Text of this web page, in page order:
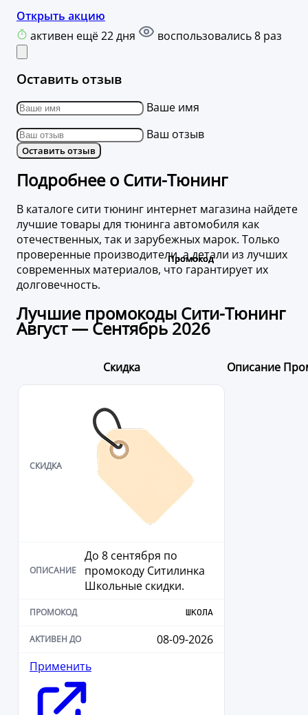
Открыть акцию
активен ещё 22 дня
воспользовались 8 раз
Оставить отзыв
Ваше имя
Ваш отзыв
Оставить отзыв
Подробнее о Сити-Тюнинг
В каталоге сити тюнинг интернет магазина найдете
лучшие товары для тюнинга автомобиля как
отечественных, так и зарубежных марок. Только
проверенные производители, а детали из лучших
современных материалов, что гарантирует их
долговечность.
Лучшие промокоды Сити-Тюнинг
Август — Сентябрь 2026
Скидка Описание
До 8 сентября по
промокоду Ситилинка
Школьные скидки.
ШКОЛА
08-09-2026
Применить